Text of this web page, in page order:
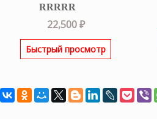
Оценка5.00
из 5
22,500₽
Быстрый просмотр